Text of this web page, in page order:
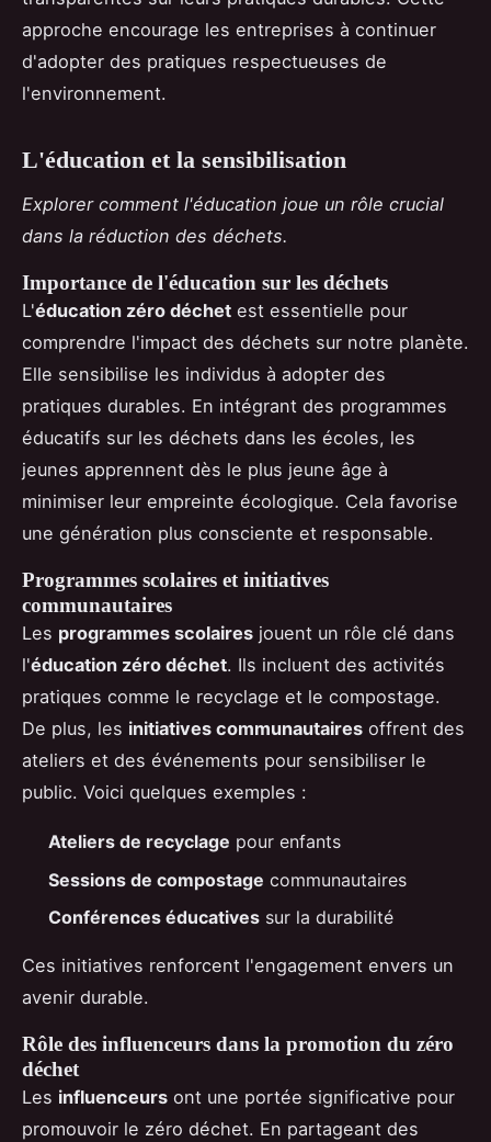
approche encourage les entreprises à continuer
d'adopter des pratiques respectueuses de
l'environnement.
L'éducation et la sensibilisation
Explorer comment l'éducation joue un rôle crucial
dans la réduction des déchets.
Importance de l'éducation sur les déchets
L'éducation zéro déchet est essentielle pour
comprendre l'impact des déchets sur notre planète.
Elle sensibilise les individus à adopter des
pratiques durables. En intégrant des programmes
éducatifs sur les déchets dans les écoles, les
jeunes apprennent dès le plus jeune âge à
minimiser leur empreinte écologique. Cela favorise
une génération plus consciente et responsable.
Programmes scolaires et initiatives
communautaires
Les programmes scolaires jouent un rôle clé dans
l'éducation zéro déchet. Ils incluent des activités
pratiques comme le recyclage et le compostage.
De plus, les initiatives communautaires offrent des
ateliers et des événements pour sensibiliser le
public. Voici quelques exemples :
Ateliers de recyclage pour enfants
Sessions de compostage communautaires
Conférences éducatives sur la durabilité
Ces initiatives renforcent l'engagement envers un
avenir durable.
Rôle des influenceurs dans la promotion du zéro
déchet
Les influenceurs ont une portée significative pour
promouvoir le zéro déchet. En partageant des